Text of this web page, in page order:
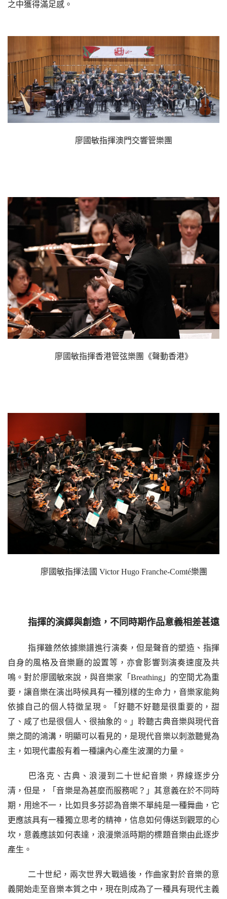
之中獲得滿足感。
廖國敏指揮澳門交響管樂團
廖國敏指揮香港管弦樂團《聲動香港》
廖國敏指揮法國 Victor Hugo Franche-Comté樂團
指揮的演繹與創造，不同時期作品意義相差甚遠
指揮雖然依據樂譜進行演奏，但是聲音的塑造、指揮
自身的風格及音樂廳的設置等，亦會影響到演奏速度及共
鳴。對於廖國敏來說，與音樂家「Breathing」的空間尤為重
要，讓音樂在演出時候具有一種別樣的生命力，音樂家能夠
依據自己的個人特徵呈現。「好聽不好聽是很重要的，甜
了、咸了也是很個人、很抽象的。」聆聽古典音樂與現代音
樂之間的鴻溝，明顯可以看見的，是現代音樂以刺激聽覺為
主，如現代畫般有着一種讓內心產生波瀾的力量。
巴洛克、古典、浪漫到二十世紀音樂，界線逐步分
清，但是，「音樂是為甚麼而服務呢？」其意義在於不同時
期，用途不一，比如貝多芬認為音樂不單純是一種舞曲，它
更應該具有一種獨立思考的精神，信息如何傳送到觀眾的心
坎，意義應該如何表達，浪漫樂派時期的標題音樂由此逐步
產生。
二十世紀，兩次世界大戰過後，作曲家對於音樂的意
義開始走至音樂本質之中，現在則成為了一種具有現代主義